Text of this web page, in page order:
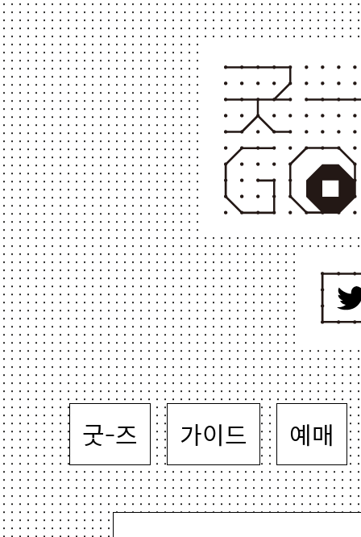
굿-즈 가이드 예매